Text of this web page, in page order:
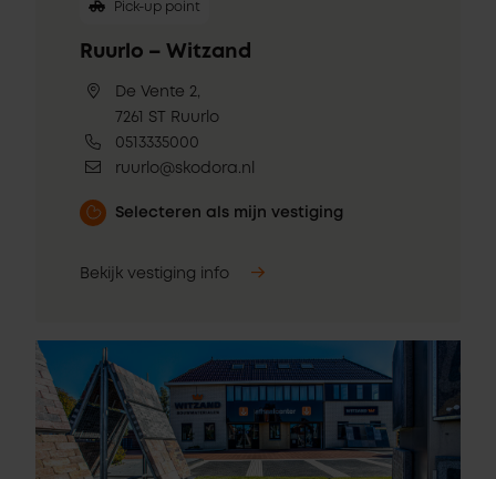
Pick-up point
Ruurlo – Witzand
De Vente 2,
7261 ST Ruurlo
0513335000
ruurlo@skodora.nl
Selecteren als mijn vestiging
Bekijk vestiging info